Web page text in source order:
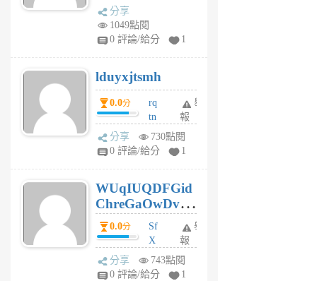
jl
月
前
分享
1049點閱
0 評論/給分
1
lduyxjtsmh
0.0分
rq
tn
jt
gl
個
月
前
舉
報
分享
730點閱
0 評論/給分
1
WUqIUQDFGid
ChreGaOwDv
dY0.0分
Sf
X
Pe
Jc
舉
報
分享
743點閱
0 評論/給分
1